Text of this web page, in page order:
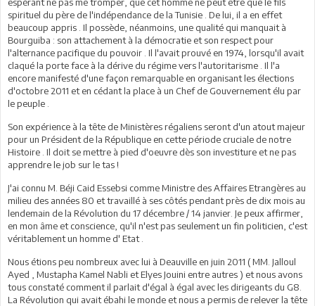
spirituel du père de l'indépendance de la Tunisie . De lui, il a en effet
beaucoup appris . Il possède, néanmoins, une qualité qui manquait à
Bourguiba : son attachement à la démocratie et son respect pour
l'alternance pacifique du pouvoir . Il l'avait prouvé en 1974, lorsqu'il avait
claqué la porte face à la dérive du régime vers l'autoritarisme . Il l'a
encore manifesté d'une façon remarquable en organisant les élections
d'octobre 2011 et en cédant la place à un Chef de Gouvernement élu par
le peuple .
Son expérience à la tête de Ministères régaliens seront d'un atout majeur
pour un Président de la République en cette période cruciale de notre
Histoire . Il doit se mettre à pied d'oeuvre dès son investiture et ne pas
apprendre le job sur le tas !
J'ai connu M. Béji Caid Essebsi comme Ministre des Affaires Etrangères au
milieu des années 80 et travaillé à ses côtés pendant près de dix mois au
lendemain de la Révolution du 17 décembre / 14 janvier. Je peux affirmer,
en mon âme et conscience, qu'il n'est pas seulement un fin politicien, c'est
véritablement un homme d' Etat .
Nous étions peu nombreux avec lui à Deauville en juin 2011 ( MM. Jalloul
Ayed , Mustapha Kamel Nabli et Elyes Jouini entre autres ) et nous avons
tous constaté comment il parlait d'égal à égal avec les dirigeants du G8.
La Révolution qui avait ébahi le monde et nous a permis de relever la tête